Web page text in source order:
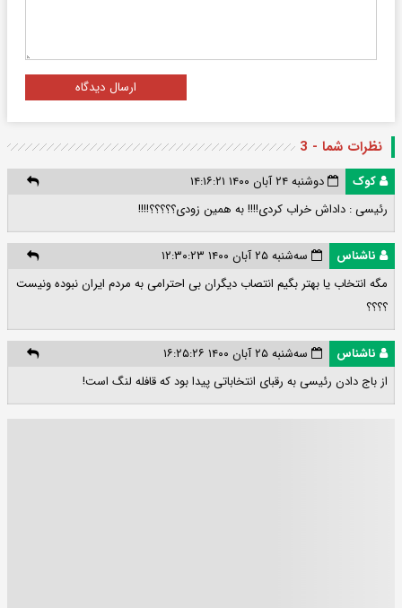
ارسال دیدگاه
نظرات شما - 3
کوک
دوشنبه ۲۴ آبان ۱۴۰۰ ۱۴:۱۶:۲۱
رئیسی : داداش خراب کردی!!!! به همین زودی؟؟؟؟؟!!!!
ناشناس
سه‌شنبه ۲۵ آبان ۱۴۰۰ ۱۲:۳۰:۲۳
مگه انتخاب یا بهتر بگیم انتصاب دیگران بی احترامی به مردم ایران نبوده ونیست
؟؟؟؟
ناشناس
سه‌شنبه ۲۵ آبان ۱۴۰۰ ۱۶:۲۵:۲۶
از باج دادن رئیسی به رقبای انتخاباتی پیدا بود که قافله لنگ است!